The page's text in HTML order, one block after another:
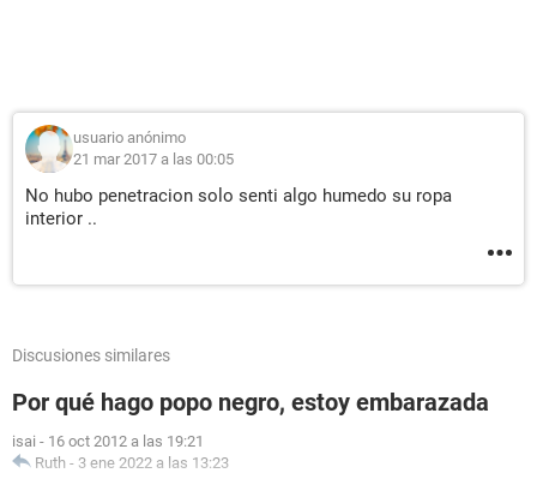
usuario anónimo
21 mar 2017 a las 00:05
No hubo penetracion solo senti algo humedo su ropa
interior ..
Discusiones similares
Por qué hago popo negro, estoy embarazada
isai - 16 oct 2012 a las 19:21
Ruth - 3 ene 2022 a las 13:23